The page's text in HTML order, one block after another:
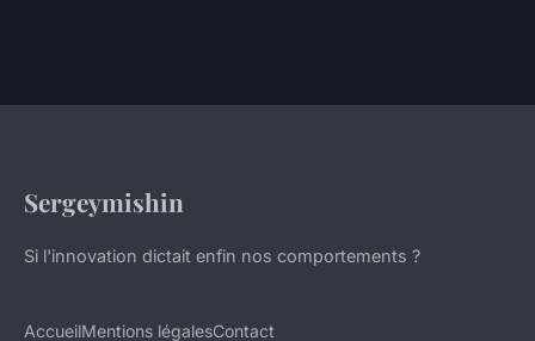
Sergeymishin
Si l'innovation dictait enfin nos comportements ?
AccueilMentions légalesContact